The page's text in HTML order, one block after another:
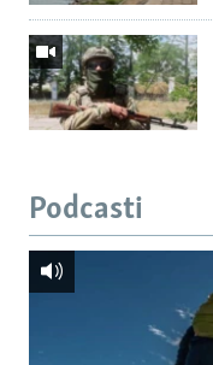
Podcasti